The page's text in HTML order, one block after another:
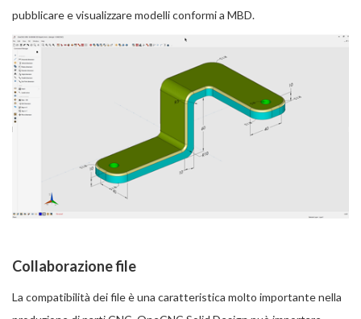
pubblicare e visualizzare modelli conformi a MBD.
Collaborazione file
La compatibilità dei file è una caratteristica molto importante nella